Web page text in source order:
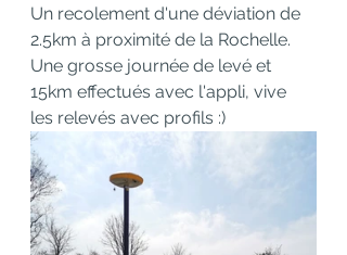
Un recolement d'une déviation de
2.5km à proximité de la Rochelle.
Une grosse journée de levé et
15km effectués avec l'appli, vive
les relevés avec profils :)